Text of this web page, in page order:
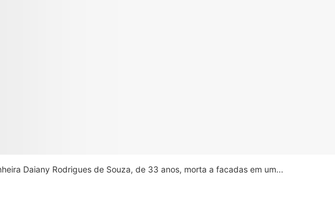
Daiany Rodrigues de Souza, de 33 anos, morta a facadas em um...